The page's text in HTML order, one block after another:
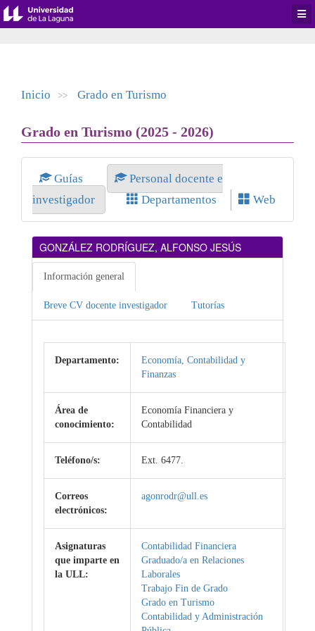
Inicio >> Grado en Turismo
Grado en Turismo (2025 - 2026)
Guías
Personal docente e
investigador
Departamentos Web
GONZÁLEZ RODRÍGUEZ, ALFONSO JESÚS
Información general
Breve CV docente investigador Tutorías
Departamento:
Economía, Contabilidad y
Finanzas
Área de
conocimiento:
Economía Financiera y
Contabilidad
Teléfono/s: Ext. 6477.
Correos
electrónicos:
agonrodr@ull.es
Asignaturas
que imparte en
la ULL:
Contabilidad Financiera
Graduado/a en Relaciones
Laborales
Trabajo Fin de Grado
Grado en Turismo
Contabilidad y Administración